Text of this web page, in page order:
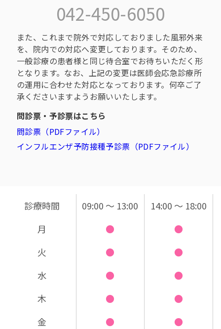
042-450-6050
また、これまで院外で対応しておりました風邪外来
を、院内での対応へ変更しております。そのため、
一般診療の患者様と同じ待合室でお待ちいただく形
となります。なお、上記の変更は医師会応急診療所
の運用に合わせた対応となっております。何卒ご了
承くださいますようお願いいたします。
問診票・予診票はこちら
問診票（PDFファイル）
インフルエンザ予防接種予診票（PDFファイル）
診療時間
月
火
水
木
金
09:00 〜 13:00
●
●
●
●
●
14:00 〜 18:00
●
●
●
●
●